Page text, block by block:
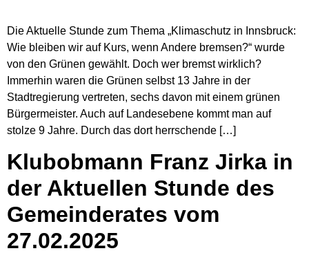
Die Aktuelle Stunde zum Thema „Klimaschutz in Innsbruck:
Wie bleiben wir auf Kurs, wenn Andere bremsen?“ wurde
von den Grünen gewählt. Doch wer bremst wirklich?
Immerhin waren die Grünen selbst 13 Jahre in der
Stadtregierung vertreten, sechs davon mit einem grünen
Bürgermeister. Auch auf Landesebene kommt man auf
stolze 9 Jahre. Durch das dort herrschende […]
Klubobmann Franz Jirka in
der Aktuellen Stunde des
Gemeinderates vom
27.02.2025